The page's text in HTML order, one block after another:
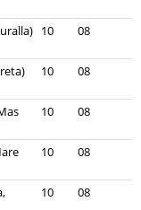
10 08
10 08
10 08
10 08
10 08